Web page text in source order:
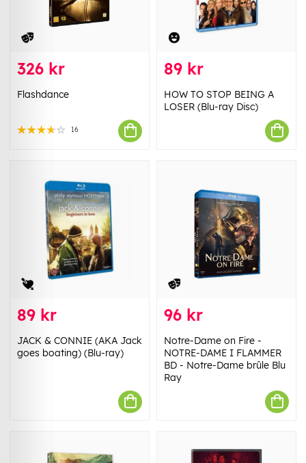
326 kr
Flashdance
16
89 kr
HOW TO STOP BEING A
LOSER (Blu-ray Disc)
89 kr
JACK & CONNIE (AKA Jack
goes boating) (Blu-ray)
96 kr
Notre-Dame on Fire -
NOTRE-DAME I FLAMMER
BD - Notre-Dame brûle Blu
Ray